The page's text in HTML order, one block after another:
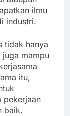
ilmu
industri.
tidak hanya
juga mampu
itu,
pekerjaan
baik.